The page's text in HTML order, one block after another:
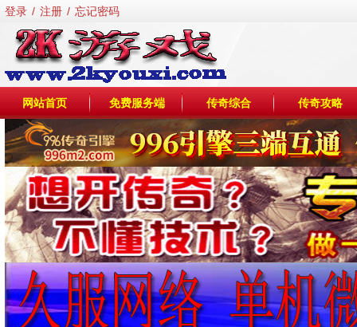
登录 / 注册 / 忘记密码
网站首页 免费服务端 传奇综合 传奇攻略